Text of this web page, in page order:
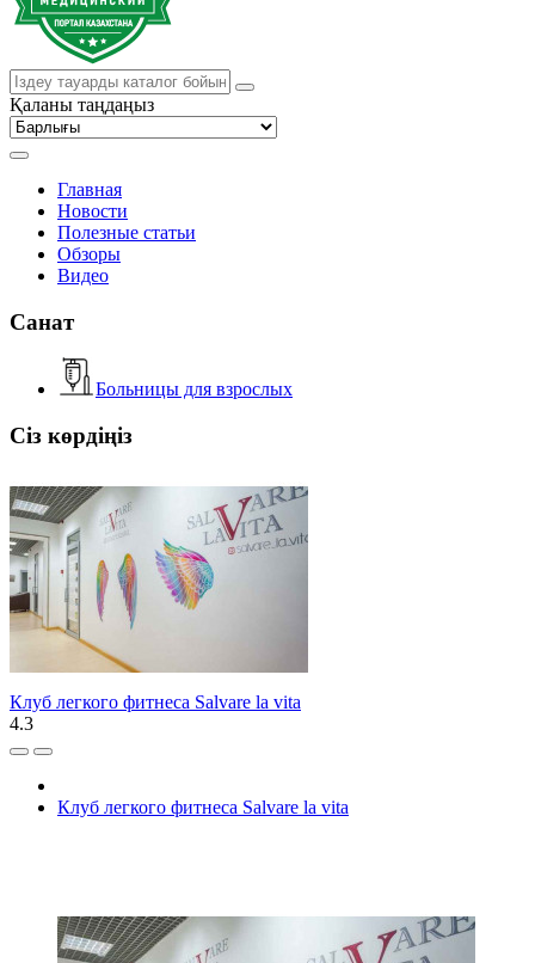
Қаланы таңдаңыз
Главная
Новости
Полезные статьи
Обзоры
Видео
Санат
Больницы для взрослых
Сіз көрдіңіз
Клуб легкого фитнеса Salvare la vita
4.3
Клуб легкого фитнеса Salvare la vita